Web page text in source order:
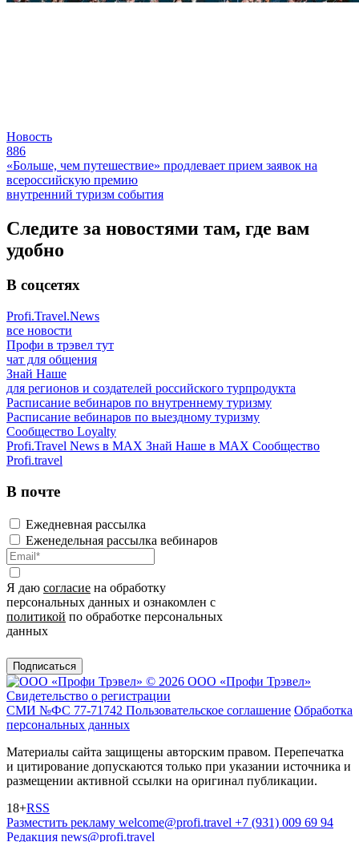
Новость
886
«Больше, чем путешествие» продлевает прием заявок на
всероссийскую премию
внутренний туризм события
Следите за новостями там, где вам
удобно
В соцсетях
Profi.Travel.News
все новости
Профи в трэвел тут
чат для общения
Знай Наше
для регионов и создателей российского турпродукта
Расписание вебинаров по внутреннему туризму
Расписание вебинаров по выездному туризму
Сообщество Loyalty
Profi.Travel News в MAX Знай Наше в MAX Сообщество
Profi.travel
В почте
Ежедневная рассылка
Еженедельная рассылка вебинаров
Я даю согласие на обработку
персональных данных и ознакомлен с
политикой по обработке персональных
данных
Подписаться
© 2026 ООО «Профи Трэвeл»
Свидетельство о регистрации
СМИ №ФС 77-71742 Пользовательское соглашение Обработка
персональных данных
Материалы сайта защищены авторским правом. Перепечатка
и цитирование допускаются только при указании источника и
размещении активной ссылки на оригинал публикации.
18+RSS
Разместить рекламу welcome@profi.travel +7 (931) 009 69 94
Редакция news@profi.travel